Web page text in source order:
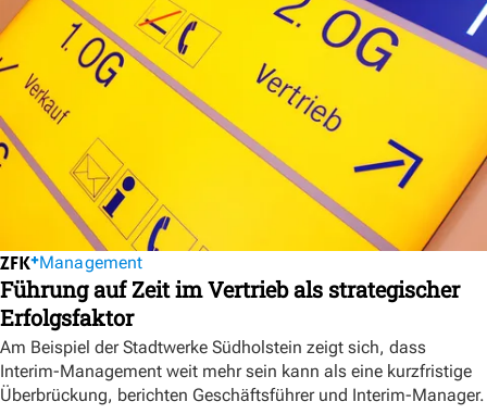
Management
Führung auf Zeit im Vertrieb als strategischer
Erfolgsfaktor
Am Beispiel der Stadtwerke Südholstein zeigt sich, dass
Interim-Management weit mehr sein kann als eine kurzfristige
Überbrückung, berichten Geschäftsführer und Interim-Manager.